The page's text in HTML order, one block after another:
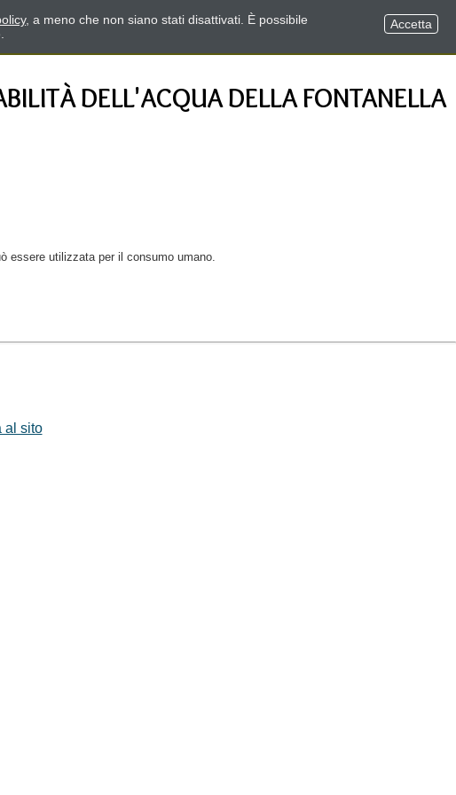
DELL'ACQUA DELLA FONTANELLA
essere utilizzata per il consumo umano.
al sito
, a meno che non siano stati disattivati. È possibile
Accetta